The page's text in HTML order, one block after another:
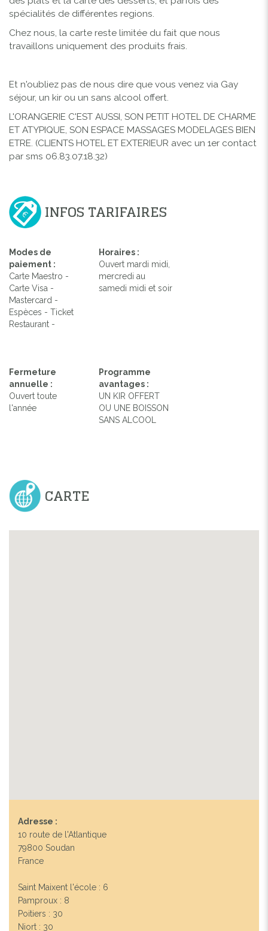
spécialités de différentes regions.
Chez nous, la carte reste limitée du fait que nous
travaillons uniquement des produits frais.
Et n'oubliez pas de nous dire que vous venez via Gay
séjour, un kir ou un sans alcool offert.
L'ORANGERIE C'EST AUSSI, SON PETIT HOTEL DE CHARME
ET ATYPIQUE, SON ESPACE MASSAGES MODELAGES BIEN
ETRE. (CLIENTS HOTEL ET EXTERIEUR avec un 1er contact
par sms 06.83.07.18.32)
INFOS TARIFAIRES
Modes de
paiement :
Carte Maestro -
Carte Visa -
Mastercard -
Espèces - Ticket
Restaurant -
Horaires :
Ouvert mardi midi,
mercredi au
samedi midi et soir
Fermeture
annuelle :
Ouvert toute
l'année
Programme
avantages :
UN KIR OFFERT
OU UNE BOISSON
SANS ALCOOL
CARTE
Adresse :
10 route de l'Atlantique
79800 Soudan
France
Saint Maixent l'école : 6
Pamproux : 8
Poitiers : 30
Niort : 30